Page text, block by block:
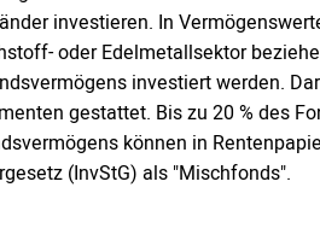
investieren. In
oder Edelmetallsektor
investiert werden.
gestattet. Bis zu 20 % des
können in
(InvStG) als "Mischfonds".